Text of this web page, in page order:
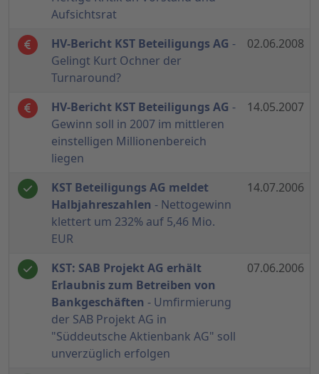
Aufsichtsrat
HV-Bericht KST Beteiligungs AG -
Gelingt Kurt Ochner der
Turnaround?
02.06.2008
HV-Bericht KST Beteiligungs AG -
Gewinn soll in 2007 im mittleren
einstelligen Millionenbereich
liegen
14.05.2007
KST Beteiligungs AG meldet
Halbjahreszahlen - Nettogewinn
klettert um 232% auf 5,46 Mio.
EUR
14.07.2006
KST: SAB Projekt AG erhält
Erlaubnis zum Betreiben von
Bankgeschäften - Umfirmierung
der SAB Projekt AG in
"Süddeutsche Aktienbank AG" soll
unverzüglich erfolgen
07.06.2006